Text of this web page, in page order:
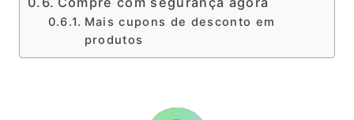
Mais cupons de desconto em
produtos